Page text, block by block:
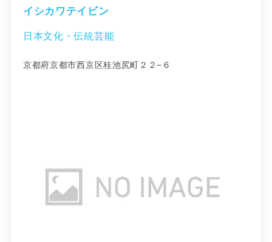
イシカワテイビン
日本文化・伝統芸能
京都府京都市西京区桂池尻町２２−６